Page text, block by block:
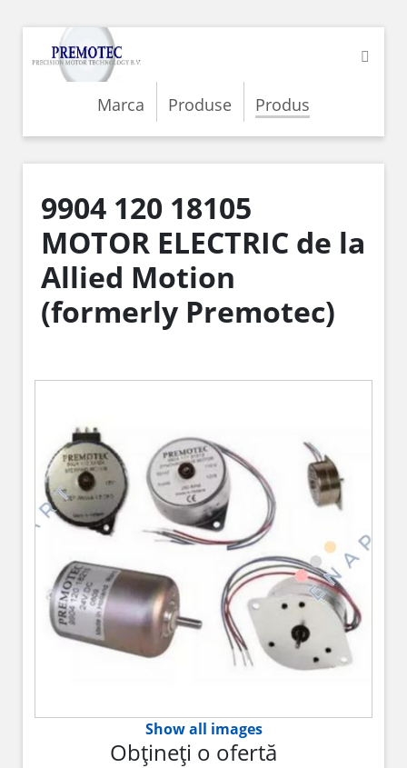
Marca Produse Produs
9904 120 18105
MOTOR ELECTRIC de la
Allied Motion
(formerly Premotec)
Show all images
Obțineți o ofertă